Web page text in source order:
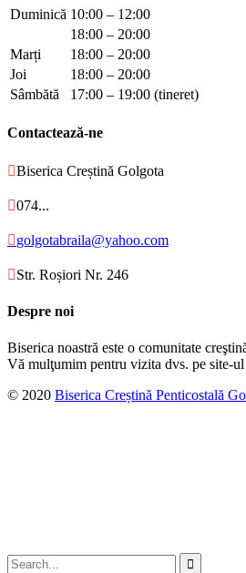
Duminică 10:00 – 12:00
18:00 – 20:00
Marți
18:00 – 20:00
Joi
18:00 – 20:00
Sâmbătă
17:00 – 19:00 (tineret)
Contactează-ne
Biserica Creștină Golgota
074...
golgotabraila@yahoo.com
Str. Roșiori Nr. 246
Despre noi
Biserica noastră este o comunitate
Vă mulţumim pentru vizita dvs. pe site-
© 2020 Biserica Creștină Penticostală
